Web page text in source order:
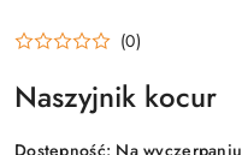
(0)
Naszyjnik kocur
Dostępność: Na wyczerpaniu